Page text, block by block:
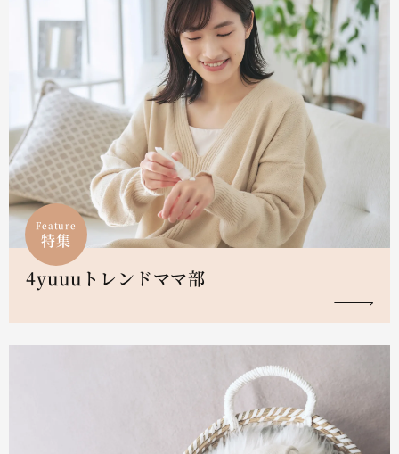
Feature
特集
4yuuuトレンドママ部